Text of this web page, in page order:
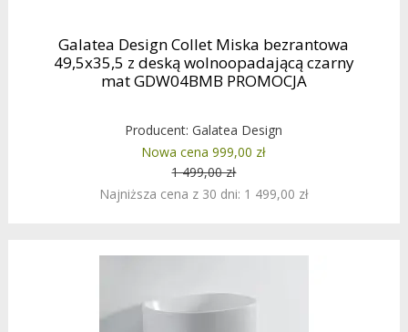
Galatea Design Collet Miska bezrantowa
49,5x35,5 z deską wolnoopadającą czarny
mat GDW04BMB PROMOCJA
Producent:Galatea Design
Nowa cena 999,00 zł
1 499,00 zł
Najniższa cena z 30 dni: 1 499,00 zł